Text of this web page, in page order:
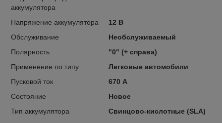
аккумулятора
Напряжение аккумулятора
12 В
Обслуживание
Необслуживаемый
Полярность
"0" (+ справа)
Применение по типу
Легковые автомобили
Пусковой ток
670 А
Состояние
Новое
Тип аккумулятора
Свинцово-кислотные (SLA)